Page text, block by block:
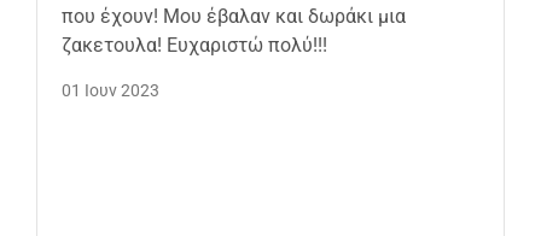
που έχουν! Μου έβαλαν και δωράκι μια
ζακετουλα! Ευχαριστώ πολύ!!!
01 Ιουν 2023